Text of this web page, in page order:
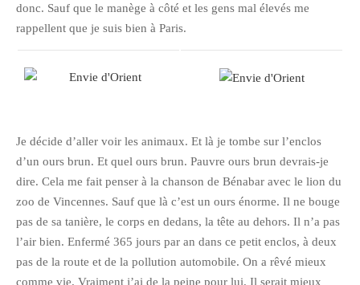
donc. Sauf que le manège à côté et les gens mal élevés me
rappellent que je suis bien à Paris.
Je décide d’aller voir les animaux. Et là je tombe sur l’enclos
d’un ours brun. Et quel ours brun. Pauvre ours brun devrais-je
dire. Cela me fait penser à la chanson de Bénabar avec le lion du
zoo de Vincennes. Sauf que là c’est un ours énorme. Il ne bouge
pas de sa tanière, le corps en dedans, la tête au dehors. Il n’a pas
l’air bien. Enfermé 365 jours par an dans ce petit enclos, à deux
pas de la route et de la pollution automobile. On a rêvé mieux
comme vie. Vraiment j’ai de la peine pour lui. Il serait mieux